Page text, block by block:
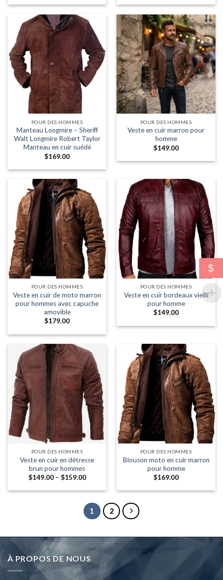
POUR DES HOMMES
Manteau Longmire – Sheriff
Walt Longmire Robert Taylor
Manteau en cuir suédé
$169.00
POUR DES HOMMES
Veste en cuir marron pour
homme
$149.00
POUR DES HOMMES
Veste en cuir de moto marron
pour hommes avec capuche
amovible
$179.00
POUR DES HOMMES
Veste en cuir bordeaux vieilli
pour homme
$149.00
POUR DES HOMMES
Veste en cuir en détresse
brun pour hommes
$149.00 – $159.00Fourchette:
à
$159.00
POUR DES HOMMES
Blouson moto en cuir marron
pour homme
$169.00
1 2
À PROPOS DE NOUS
$